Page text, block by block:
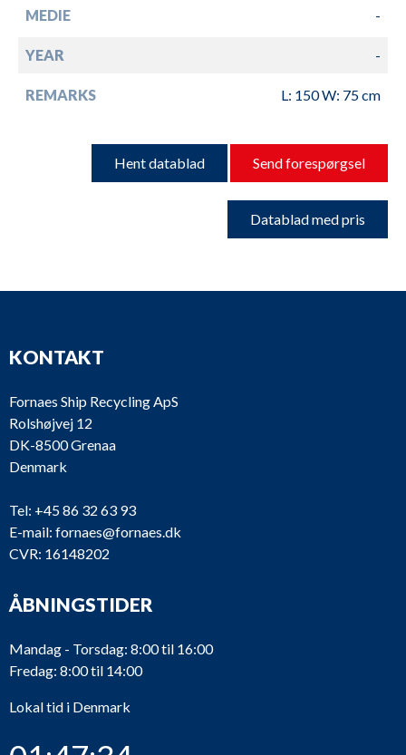
MEDIE -
YEAR -
REMARKS L: 150 W: 75 cm
Hent datablad Send forespørgsel
Datablad med pris
KONTAKT
Fornaes Ship Recycling ApS
Rolshøjvej 12
DK-8500 Grenaa
Denmark
Tel: +45 86 32 63 93
E-mail: fornaes@fornaes.dk
CVR: 16148202
ÅBNINGSTIDER
Mandag - Torsdag: 8:00 til 16:00
Fredag: 8:00 til 14:00
Lokal tid i Denmark